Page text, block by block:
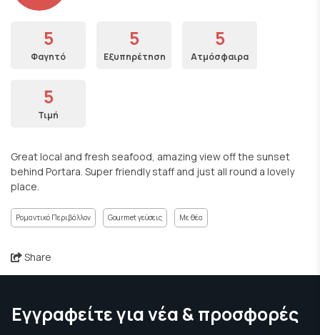
5
Φαγητό
5
Εξυπηρέτηση
5
Ατμόσφαιρα
5
Τιμή
Great local and fresh seafood, amazing view off the sunset
behind Portara. Super friendly staff and just all round a lovely
place.
Ρομαντικό Περιβάλλον Gourmet γεύσεις Με θέα
Share
Εγγραφείτε για νέα & προσφορές